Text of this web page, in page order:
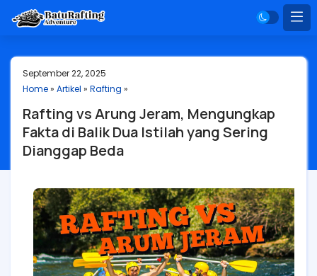
September 22, 2025
Home» Artikel » Rafting »
Rafting vs Arung Jeram, Mengungkap
Fakta di Balik Dua Istilah yang Sering
Dianggap Beda